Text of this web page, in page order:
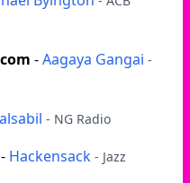
-Aagaya Gangai -
- NG Radio
- Hackensack - Jazz